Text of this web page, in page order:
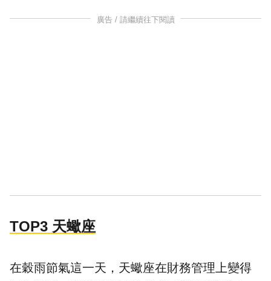
廣告 / 請繼續往下閱讀
TOP3 天蠍座
在穀雨節氣這一天，天蠍座在財務管理上變得